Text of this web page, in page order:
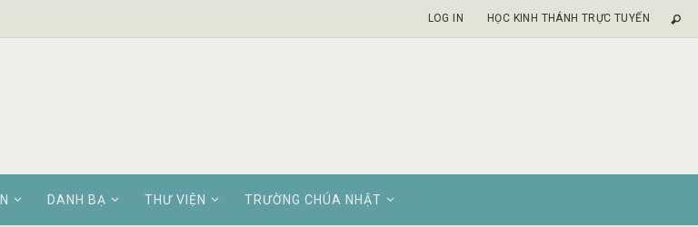
LOG IN HỌC KINH THÁNH TRỰC TUYẾN
DANH BẠ THƯ VIỆN TRƯỜNG CHÚA NHẬT